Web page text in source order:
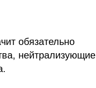
обязательно
нейтрализующие